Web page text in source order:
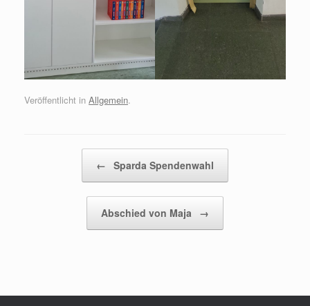
Veröffentlicht in Allgemein.
← Sparda Spendenwahl
Abschied von Maja →